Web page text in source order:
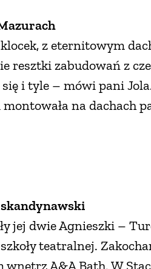
z eternitowym
resztki zabudowań z
i tyle – mówi pani
na dachach
jej dwie Agnieszki –
teatralnej.
wnętrz A&A Bath. W